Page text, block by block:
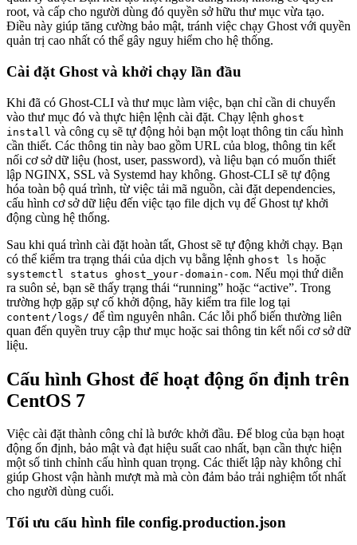
root, và cấp cho người dùng đó quyền sở hữu thư mục vừa tạo.
Điều này giúp tăng cường bảo mật, tránh việc chạy Ghost với quyền
quản trị cao nhất có thể gây nguy hiểm cho hệ thống.
Cài đặt Ghost và khởi chạy lần đầu
Khi đã có Ghost-CLI và thư mục làm việc, bạn chỉ cần di chuyển
vào thư mục đó và thực hiện lệnh cài đặt. Chạy lệnh ghost
install và công cụ sẽ tự động hỏi bạn một loạt thông tin cấu hình
cần thiết. Các thông tin này bao gồm URL của blog, thông tin kết
nối cơ sở dữ liệu (host, user, password), và liệu bạn có muốn thiết
lập NGINX, SSL và Systemd hay không. Ghost-CLI sẽ tự động
hóa toàn bộ quá trình, từ việc tải mã nguồn, cài đặt dependencies,
cấu hình cơ sở dữ liệu đến việc tạo file dịch vụ để Ghost tự khởi
động cùng hệ thống.
Sau khi quá trình cài đặt hoàn tất, Ghost sẽ tự động khởi chạy. Bạn
có thể kiểm tra trạng thái của dịch vụ bằng lệnh ghost ls hoặc
systemctl status ghost_your-domain-com. Nếu mọi thứ diễn
ra suôn sẻ, bạn sẽ thấy trạng thái “running” hoặc “active”. Trong
trường hợp gặp sự cố khởi động, hãy kiểm tra file log tại
content/logs/ để tìm nguyên nhân. Các lỗi phổ biến thường liên
quan đến quyền truy cập thư mục hoặc sai thông tin kết nối cơ sở dữ
liệu.
Cấu hình Ghost để hoạt động ổn định trên
CentOS 7
Việc cài đặt thành công chỉ là bước khởi đầu. Để blog của bạn hoạt
động ổn định, bảo mật và đạt hiệu suất cao nhất, bạn cần thực hiện
một số tinh chỉnh cấu hình quan trọng. Các thiết lập này không chỉ
giúp Ghost vận hành mượt mà mà còn đảm bảo trải nghiệm tốt nhất
cho người dùng cuối.
Tối ưu cấu hình file config.production.json